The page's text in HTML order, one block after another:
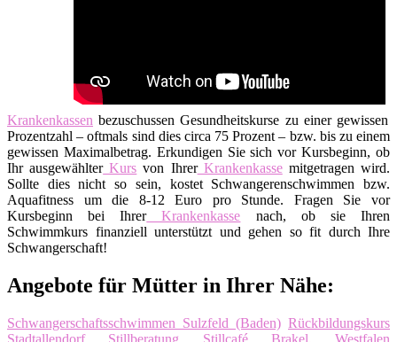
Krankenkassen bezuschussen Gesundheitskurse zu einer gewissen
Prozentzahl – oftmals sind dies circa 75 Prozent – bzw. bis zu einem
gewissen Maximalbetrag. Erkundigen Sie sich vor Kursbeginn, ob
Ihr ausgewählterKurs von IhrerKrankenkassemitgetragen wird.
Sollte dies nicht so sein, kostet Schwangerenschwimmen bzw.
Aquafitness um die 8-12 Euro pro Stunde. Fragen Sie vor
Kursbeginn bei IhrerKrankenkasse nach, ob sie Ihren
Schwimmkurs finanziell unterstützt und gehen so fit durch Ihre
Schwangerschaft!
Angebote für Mütter in Ihrer Nähe:
Schwangerschaftsschwimmen Sulzfeld (Baden) Rückbildungskurs
Stadtallendorf
Stillberatung Stillcafé Brakel, Westfalen